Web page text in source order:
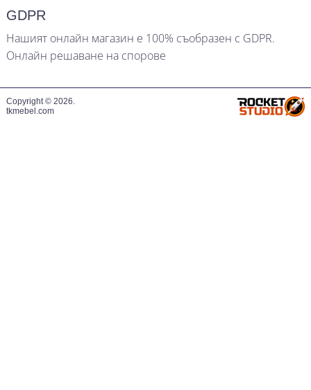
GDPR
Нашият онлайн магазин е 100% съобразен с GDPR.
Онлайн решаване на спорове
Copyright © 2026.
tkmebel.com